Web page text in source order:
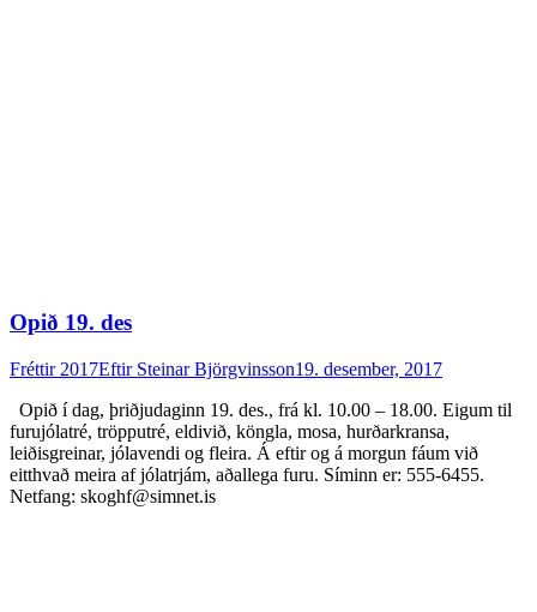
Opið 19. des
Fréttir 2017Eftir Steinar Björgvinsson19. desember, 2017
Opið í dag, þriðjudaginn 19. des., frá kl. 10.00 – 18.00. Eigum til
furujólatré, tröpputré, eldivið, köngla, mosa, hurðarkransa,
leiðisgreinar, jólavendi og fleira. Á eftir og á morgun fáum við
eitthvað meira af jólatrjám, aðallega furu. Síminn er: 555-6455.
Netfang: skoghf@simnet.is